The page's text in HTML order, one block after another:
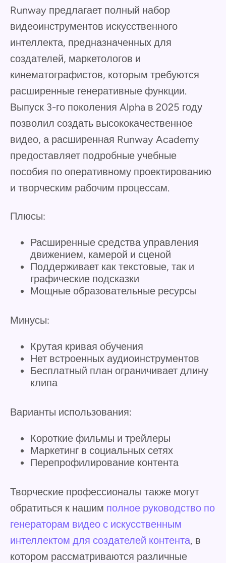
Runway предлагает полный набор
видеоинструментов искусственного
интеллекта, предназначенных для
создателей, маркетологов и
кинематографистов, которым требуются
расширенные генеративные функции.
Выпуск 3-го поколения Alpha в 2025 году
позволил создать высококачественное
видео, а расширенная Runway Academy
предоставляет подробные учебные
пособия по оперативному проектированию
и творческим рабочим процессам.
Плюсы:
Расширенные средства управления
движением, камерой и сценой
Поддерживает как текстовые, так и
графические подсказки
Мощные образовательные ресурсы
Минусы:
Крутая кривая обучения
Нет встроенных аудиоинструментов
Бесплатный план ограничивает длину
клипа
Варианты использования:
Короткие фильмы и трейлеры
Маркетинг в социальных сетях
Перепрофилирование контента
Творческие профессионалы также могут
обратиться к нашим полное руководство по
генераторам видео с искусственным
интеллектом для создателей контента, в
котором рассматриваются различные